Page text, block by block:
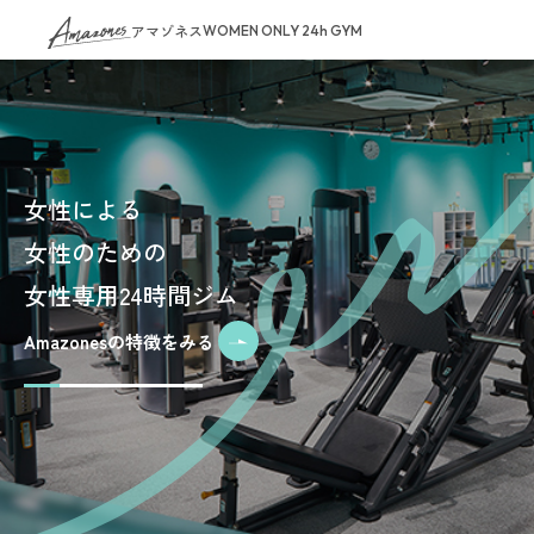
アマゾネスWOMEN ONLY 24h GYM
女性による
女性のための
女性専用24時間ジム
Amazonesの特徴をみる